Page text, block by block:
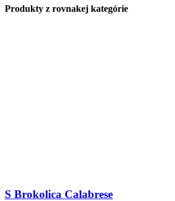
Produkty z rovnakej kategórie
S Brokolica Calabrese